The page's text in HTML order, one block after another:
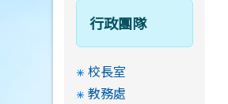
行政團隊
校長室
教務處